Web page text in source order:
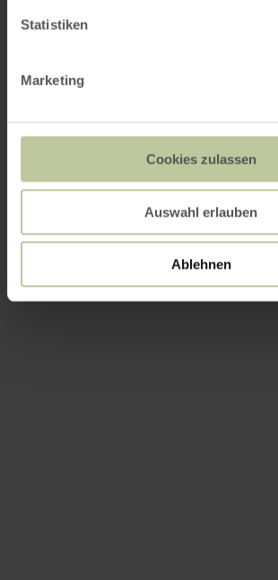
Statistiken
Marketing
Cookies zulassen
Auswahl erlauben
Ablehnen